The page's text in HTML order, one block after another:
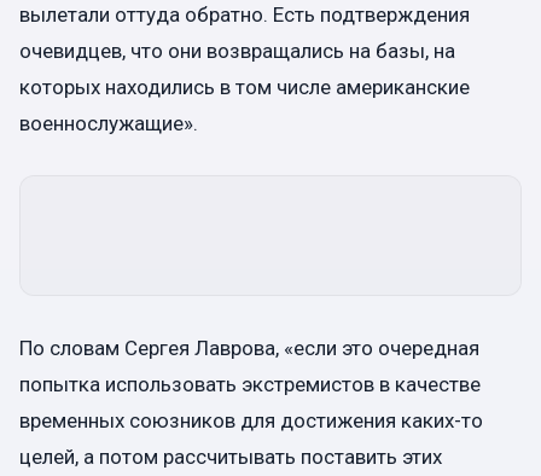
вылетали оттуда обратно. Есть подтверждения
очевидцев, что они возвращались на базы, на
которых находились в том числе американские
военнослужащие».
По словам Сергея Лаврова, «если это очередная
попытка использовать экстремистов в качестве
временных союзников для достижения каких-то
целей, а потом рассчитывать поставить этих